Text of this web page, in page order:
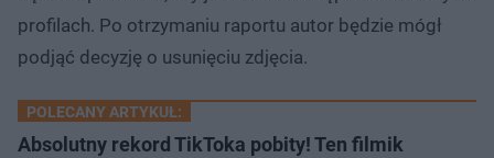
profilach. Po otrzymaniu raportu autor będzie mógł
podjąć decyzję o usunięciu zdjęcia.
POLECANY ARTYKUŁ:
Absolutny rekord TikToka pobity! Ten filmik